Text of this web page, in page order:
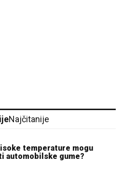
Najčitanije
temperature mogu
automobilske gume?